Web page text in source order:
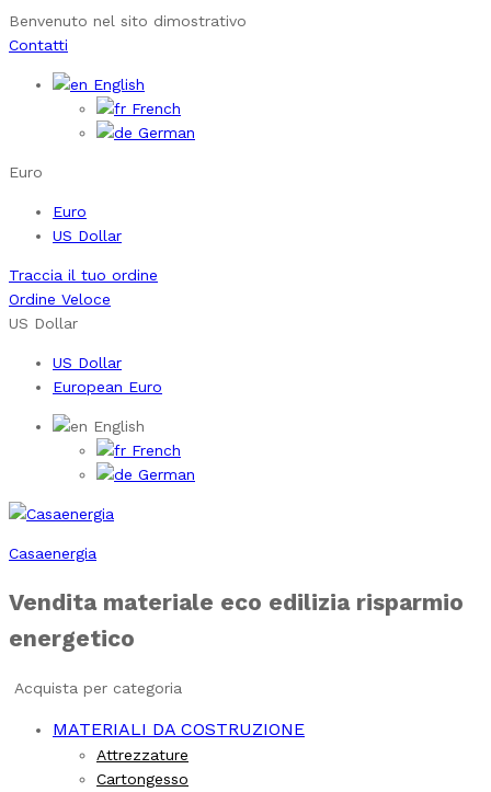
Benvenuto nel sito dimostrativo
Contatti
English
French
German
Euro
Euro
US Dollar
Traccia il tuo ordine
Ordine Veloce
US Dollar
US Dollar
European Euro
English
French
German
Casaenergia
Vendita materiale eco edilizia risparmio
energetico
Acquista per categoria
MATERIALI DA COSTRUZIONE
Attrezzature
Cartongesso